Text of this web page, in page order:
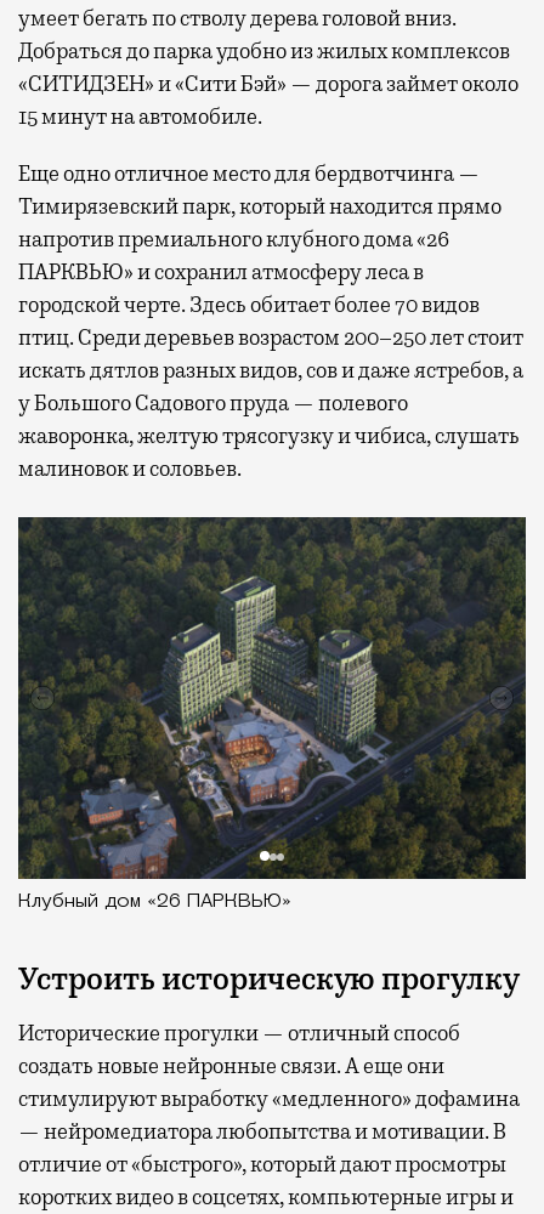
умеет бегать по стволу дерева головой вниз.
Добраться до парка удобно из жилых комплексов
«СИТИДЗЕН» и «Сити Бэй» — дорога займет около
15 минут на автомобиле.
Еще одно отличное место для бердвотчинга —
Тимирязевский парк, который находится прямо
напротив премиального клубного дома «26
ПАРКВЬЮ» и сохранил атмосферу леса в
городской черте. Здесь обитает более 70 видов
птиц. Среди деревьев возрастом 200–250 лет стоит
искать дятлов разных видов, сов и даже ястребов, а
у Большого Садового пруда — полевого
жаворонка, желтую трясогузку и чибиса, слушать
малиновок и соловьев.
Клубный дом «26 ПАРКВЬЮ»
Устроить историческую прогулку
Исторические прогулки — отличный способ
создать новые нейронные связи. А еще они
стимулируют выработку «медленного» дофамина
— нейромедиатора любопытства и мотивации. В
отличие от «быстрого», который дают просмотры
коротких видео в соцсетях, компьютерные игры и